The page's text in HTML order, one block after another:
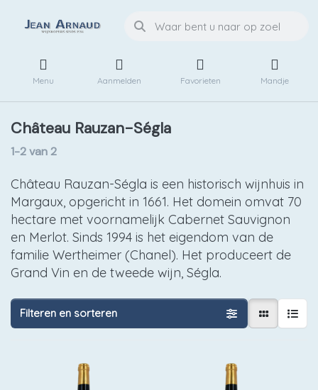
Menu Aanmelden Favorieten Mandje
Château Rauzan-Ségla
1-2van2
Château Rauzan-Ségla is een historisch wijnhuis in
Margaux, opgericht in 1661. Het domein omvat 70
hectare met voornamelijk Cabernet Sauvignon
en Merlot. Sinds 1994 is het eigendom van de
familie Wertheimer (Chanel). Het produceert de
Grand Vin en de tweede wijn, Ségla.
Filteren en sorteren